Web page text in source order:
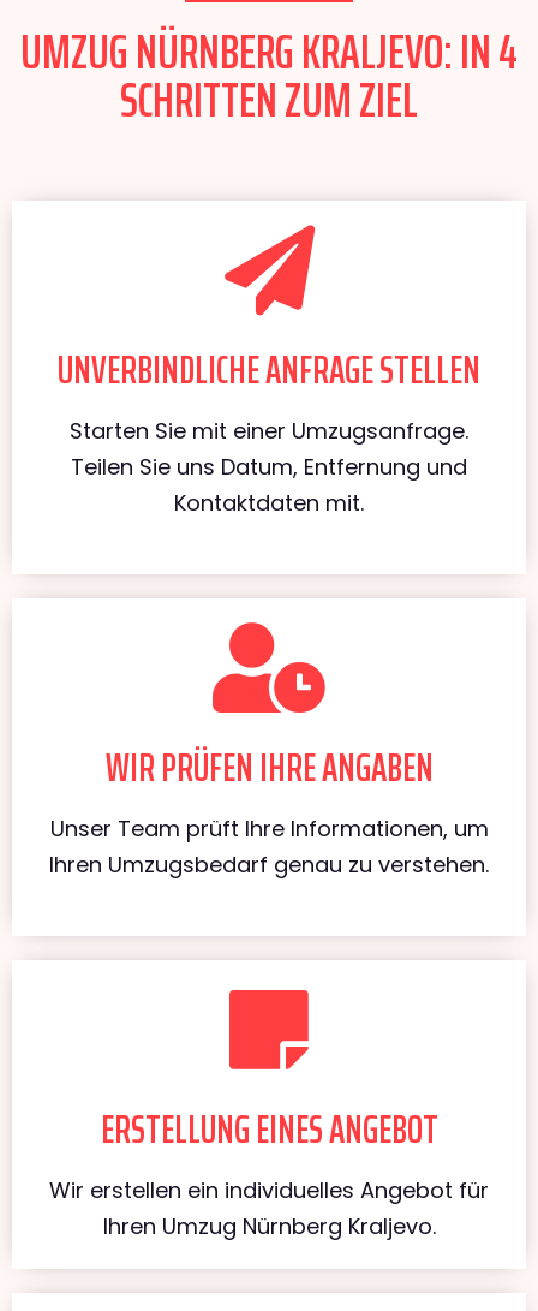
UMZUG NÜRNBERG KRALJEVO: IN 4
SCHRITTEN ZUM ZIEL
UNVERBINDLICHE ANFRAGE STELLEN
Starten Sie mit einer Umzugsanfrage.
Teilen Sie uns Datum, Entfernung und
Kontaktdaten mit.
WIR PRÜFEN IHRE ANGABEN
Unser Team prüft Ihre Informationen, um
Ihren Umzugsbedarf genau zu verstehen.
ERSTELLUNG EINES ANGEBOT
Wir erstellen ein individuelles Angebot für
Ihren Umzug Nürnberg Kraljevo.